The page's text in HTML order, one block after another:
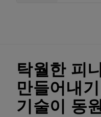
탁월한 피
만들어내
기술이 동